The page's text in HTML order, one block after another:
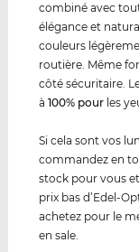
combiné avec
élégance et
couleurs
routière. Même
côté sécuritaire.
à100% pour les
Si cela sont vos
commandez en
stock pour vous
prix bas d’Edel-
achetez pour le
en sale.